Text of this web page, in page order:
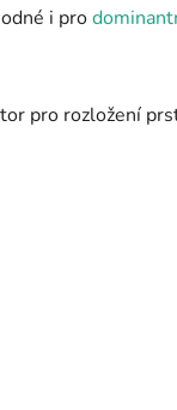
i pro
pro rozložení